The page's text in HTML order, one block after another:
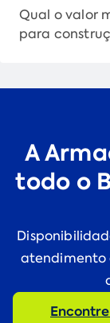
Qual o valor
para
A
todo o
atendimento